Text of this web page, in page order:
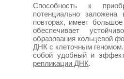
Способность к
потенциально
повторах, имеет
обеспечивает
образования кольцевой
ДНК с клеточным
собой удобный и
репликации ДНК.